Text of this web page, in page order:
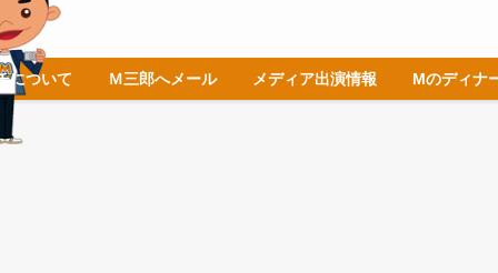
について Ｍ三郎へメール メディア出演情報 Mのディナ